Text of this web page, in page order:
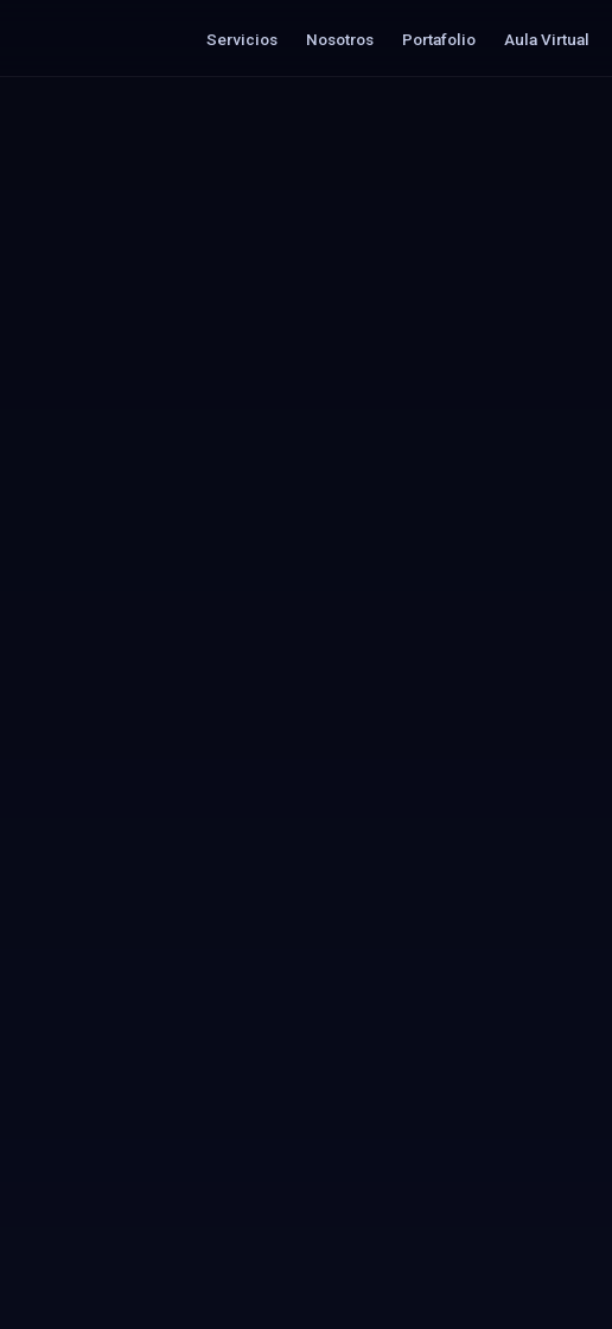
Servicios Nosotros Portafolio Aula Virtual